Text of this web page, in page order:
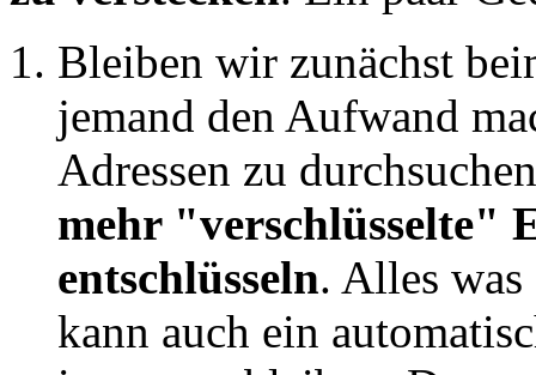
Bleiben wir zunächst
jemand den Aufwand
Adressen zu
mehr "verschlüsselte"
entschlüsseln. Alles
kann auch ein